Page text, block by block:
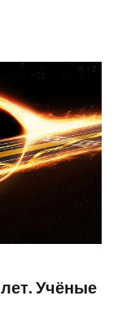
лет. Учёные